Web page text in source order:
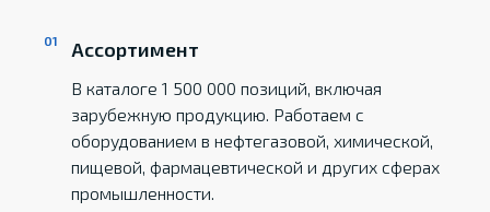
Ассортимент
В каталоге 1 500 000 позиций, включая
зарубежную продукцию. Работаем с
оборудованием в нефтегазовой, химической,
пищевой, фармацевтической и других сферах
промышленности.